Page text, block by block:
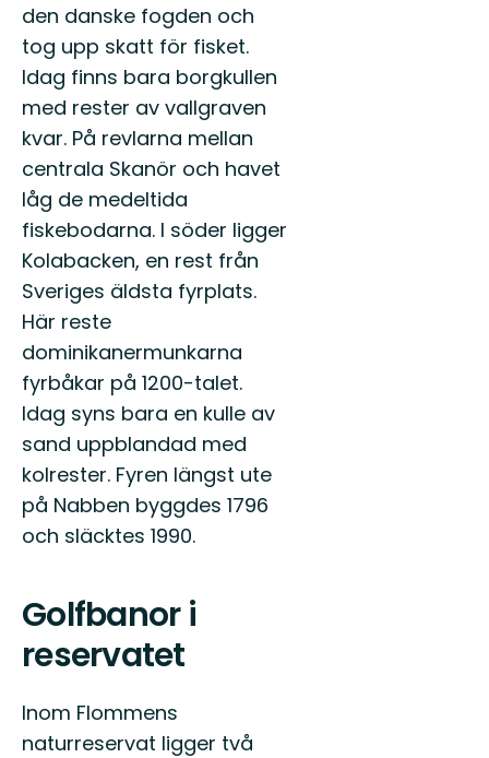
den danske fogden och
tog upp skatt för fisket.
Idag finns bara borgkullen
med rester av vallgraven
kvar. På revlarna mellan
centrala Skanör och havet
låg de medeltida
fiskebodarna. I söder ligger
Kolabacken, en rest från
Sveriges äldsta fyrplats.
Här reste
dominikanermunkarna
fyrbåkar på 1200-talet.
Idag syns bara en kulle av
sand uppblandad med
kolrester. Fyren längst ute
på Nabben byggdes 1796
och släcktes 1990.
Golfbanor i
reservatet
Inom Flommens
naturreservat ligger två